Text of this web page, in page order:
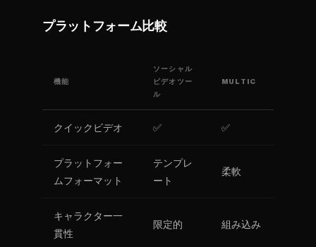
プラットフォーム比較
機能
ソーシャル
ビデオツー
ル
MULTIC
クイックビデオ ✅ ✅
プラットフォー
ムフォーマット
テンプレ
ート
柔軟
キャラクター一
貫性
限定的 組み込み